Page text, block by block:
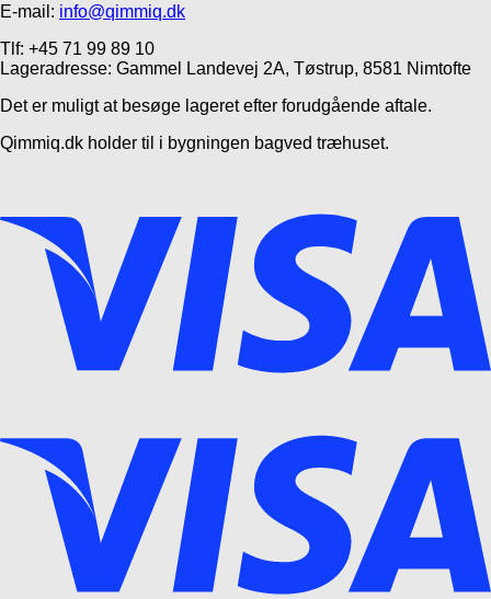
E-mail: info@qimmiq.dk
Tlf: +45 71 99 89 10
Lageradresse: Gammel Landevej 2A, Tøstrup, 8581 Nimtofte
Det er muligt at besøge lageret efter forudgående aftale.
Qimmiq.dk holder til i bygningen bagved træhuset.